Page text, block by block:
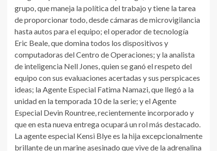
grupo, que maneja la política del trabajo y tiene la tarea
de proporcionar todo, desde cámaras de microvigilancia
hasta autos para el equipo; el operador de tecnología
Eric Beale, que domina todos los dispositivos y
computadoras del Centro de Operaciones; y la analista
de inteligencia Nell Jones, quien se ganó el respeto del
equipo con sus evaluaciones acertadas y sus perspicaces
ideas; la Agente Especial Fatima Namazi, que llegó a la
unidad en la temporada 10 de la serie; y el Agente
Especial Devin Rountree, recientemente incorporado y
que en esta nueva entrega ocupará un rol más destacado.
La agente especial Kensi Blye es la hija excepcionalmente
brillante de un marine asesinado que vive de la adrenalina